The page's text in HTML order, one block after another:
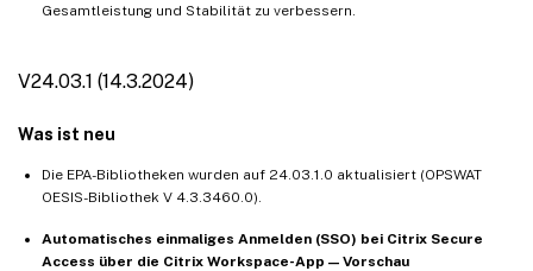
Gesamtleistung und Stabilität zu verbessern.
V24.03.1 (14.3.2024)
Was ist neu
Die EPA-Bibliotheken wurden auf 24.03.1.0 aktualisiert (OPSWAT
OESIS-Bibliothek V 4.3.3460.0).
Automatisches einmaliges Anmelden (SSO) bei Citrix Secure
Access über die Citrix Workspace-App — Vorschau